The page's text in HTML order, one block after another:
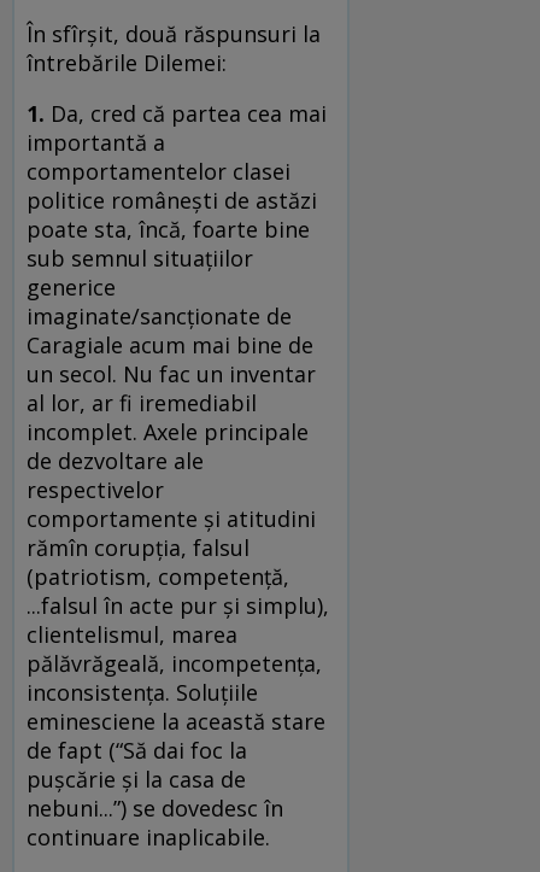
În sfîrşit, două răspunsuri la
întrebările Dilemei:
1. Da, cred că partea cea mai
importantă a
comportamentelor clasei
politice româneşti de astăzi
poate sta, încă, foarte bine
sub semnul situaţiilor
generice
imaginate/sancţionate de
Caragiale acum mai bine de
un secol. Nu fac un inventar
al lor, ar fi iremediabil
incomplet. Axele principale
de dezvoltare ale
respectivelor
comportamente şi atitudini
rămîn corupţia, falsul
(patriotism, competenţă,
...falsul în acte pur şi simplu),
clientelismul, marea
pălăvrăgeală, incompetenţa,
inconsistenţa. Soluţiile
eminesciene la această stare
de fapt (“Să dai foc la
puşcărie şi la casa de
nebuni...”) se dovedesc în
continuare inaplicabile.